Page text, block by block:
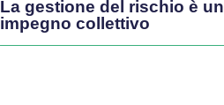
La gestione del rischio è un
impegno collettivo